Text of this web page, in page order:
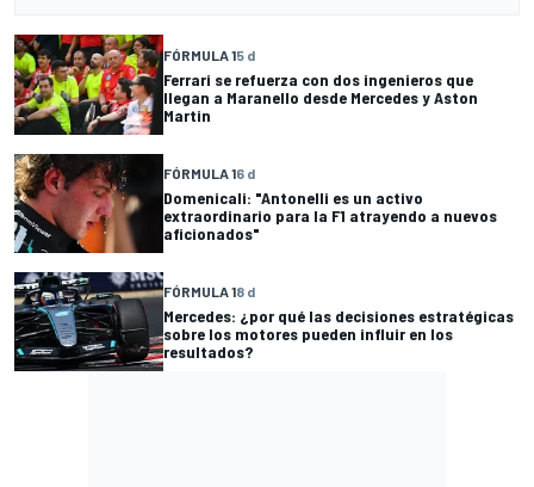
FÓRMULA 15 d
Ferrari se refuerza con dos ingenieros que
llegan a Maranello desde Mercedes y Aston
Martin
FÓRMULA 16 d
Domenicali: "Antonelli es un activo
extraordinario para la F1 atrayendo a nuevos
aficionados"
FÓRMULA 18 d
Mercedes: ¿por qué las decisiones estratégicas
sobre los motores pueden influir en los
resultados?